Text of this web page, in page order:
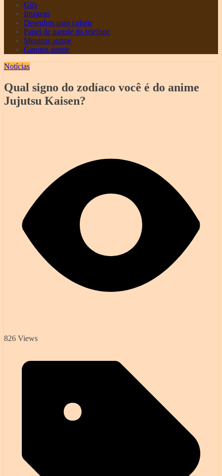
Gifs
Imagens
Desenhos para colorir
Papel de parede do telefone
Meninas anime
Garotos anime
Notícias
Qual signo do zodíaco você é do anime
Jujutsu Kaisen?
826 Views